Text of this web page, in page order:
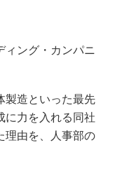
ィング・カンパニ
製造といった最先
に力を入れる同社
理由を、人事部の